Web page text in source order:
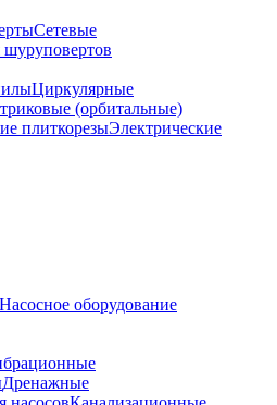
Сетевые
шуруповертов
Циркулярные
(орбитальные)
плиткорезыЭлектрические
Дренажные